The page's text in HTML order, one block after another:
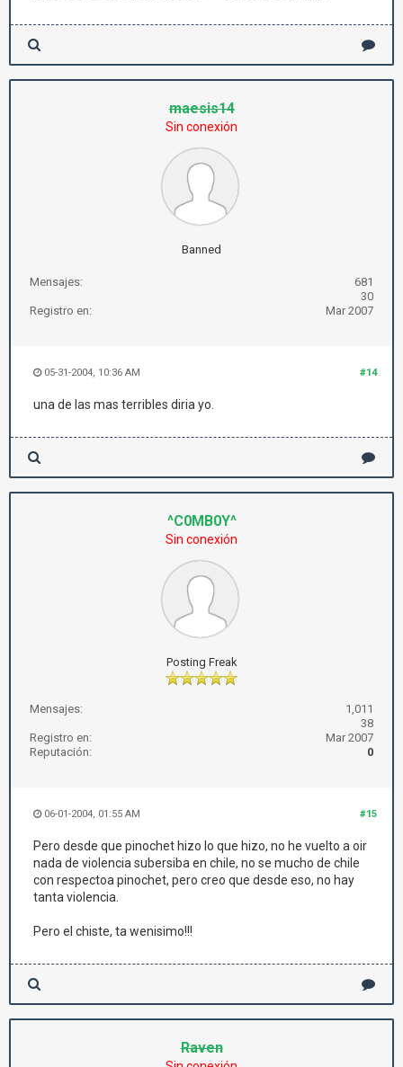
maesis14
Sin conexión
Banned
Mensajes:
681
30
Registro en:
Mar 2007
#14
05-31-2004, 10:36 AM
una de las mas terribles diria yo.
^C0MB0Y^
Sin conexión
Posting Freak
Mensajes:
1,011
38
Registro en:
Mar 2007
Reputación:
0
#15
06-01-2004, 01:55 AM
Pero desde que pinochet hizo lo que hizo, no he vuelto a oir
nada de violencia subersiba en chile, no se mucho de chile
con respectoa pinochet, pero creo que desde eso, no hay
tanta violencia.
Pero el chiste, ta wenisimo!!!
Raven